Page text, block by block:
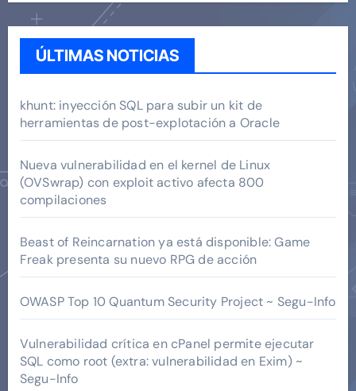
ÚLTIMAS NOTICIAS
khunt: inyección SQL para subir un kit de
herramientas de post-explotación a Oracle
Nueva vulnerabilidad en el kernel de Linux
(OVSwrap) con exploit activo afecta 800
compilaciones
Beast of Reincarnation ya está disponible: Game
Freak presenta su nuevo RPG de acción
OWASP Top 10 Quantum Security Project ~ Segu-Info
Vulnerabilidad crítica en cPanel permite ejecutar
SQL como root (extra: vulnerabilidad en Exim) ~
Segu-Info